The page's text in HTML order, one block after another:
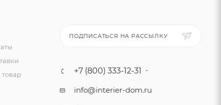
товар
ПОДПИСАТЬСЯ НА РАССЫЛКУ
+7 (800) 333-12-31
info@interier-dom.ru